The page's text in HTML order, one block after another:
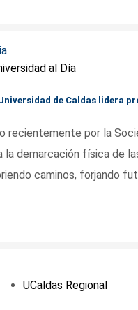
al Día
de Caldas lidera
recientemente por la
demarcación física de
caminos, forjando
UCaldas Regional